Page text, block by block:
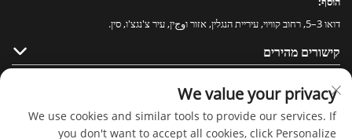
דואו 3–5, רחוב קוויוי, עיריית הנגלין, אזור וوجין, עיר צ'נגצ'ו, סין.
קישורים מהירים
מוצרים
We value your privacy
We use cookies and similar tools to provide our services. If
you don't want to accept all cookies, click Personalize